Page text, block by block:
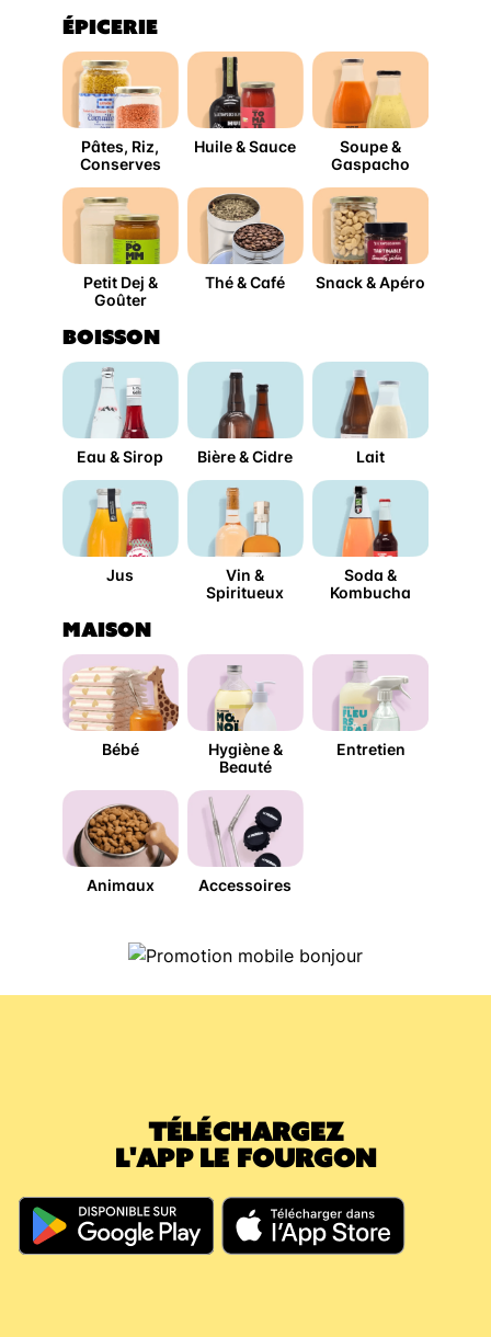
ÉPICERIE
Pâtes, Riz,
Conserves
Huile & Sauce
Soupe &
Gaspacho
Petit Dej &
Goûter
Thé & Café Snack & Apéro
BOISSON
Eau & Sirop Bière & Cidre Lait
Jus
Vin &
Spiritueux
Soda &
Kombucha
MAISON
Bébé
Hygiène &
Beauté
Entretien
Animaux Accessoires
TÉLÉCHARGEZ
L'APP LE FOURGON